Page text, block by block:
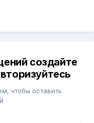
создайте
чтобы оставить